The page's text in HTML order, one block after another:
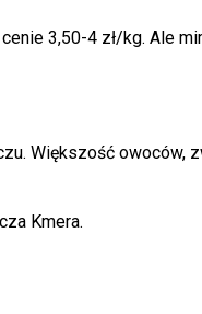
3,50-4 zł/kg. Ale
Większość owoców,
Kmera.